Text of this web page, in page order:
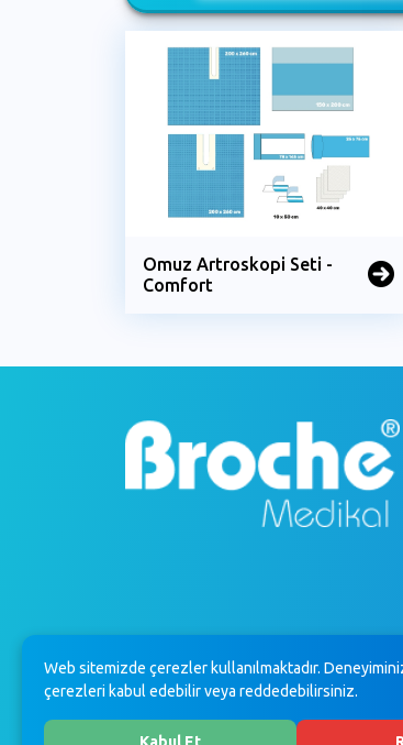
Omuz Artroskopi Seti -
Comfort
Web sitemizde çerezler kullanılmaktadır.
çerezleri kabul edebilir veya reddedebilirsiniz.